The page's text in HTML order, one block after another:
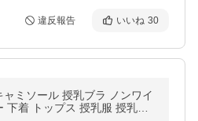
違反報告 いいね 30
ャミソール 授乳ブラ ノンワイ
下着 トップス 授乳服 授乳キ